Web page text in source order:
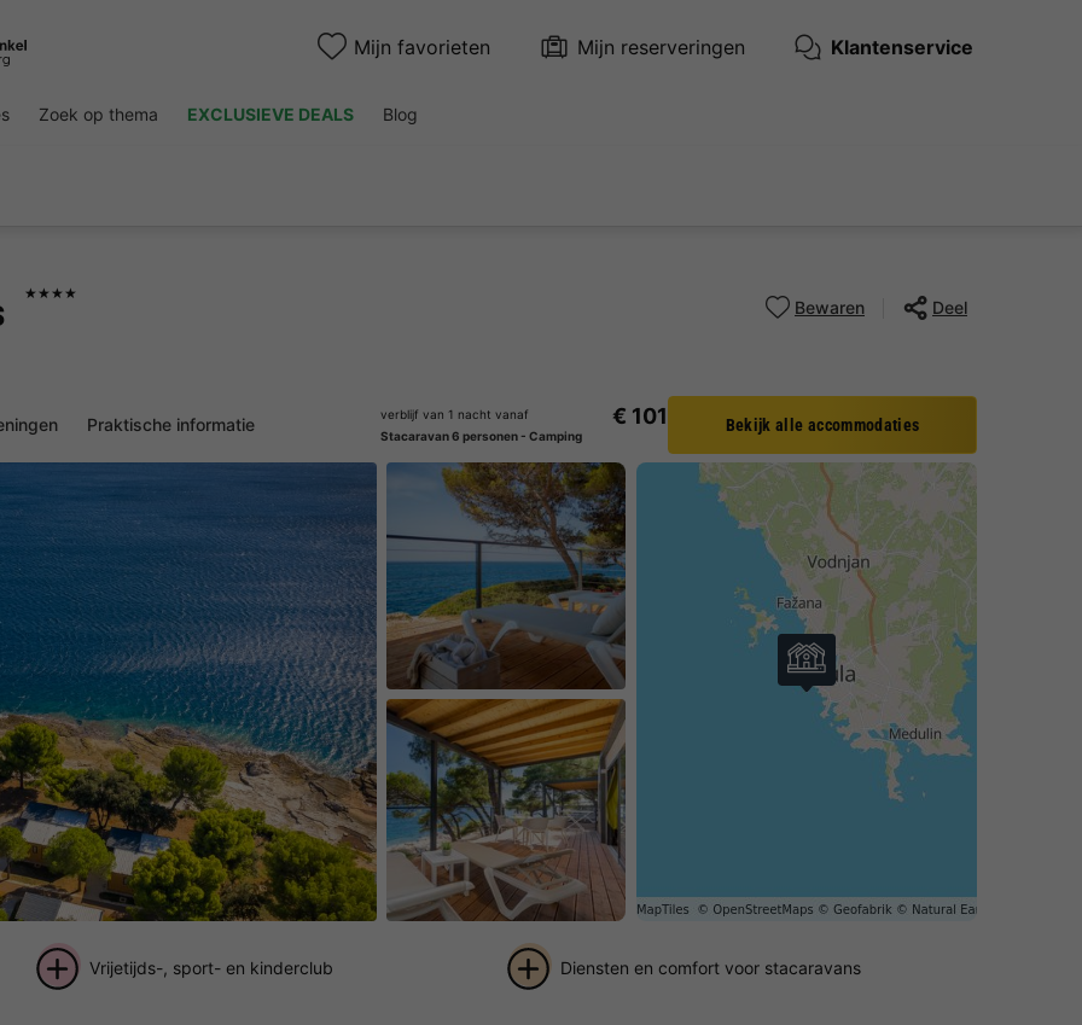
Mijn favorieten Mijn reserveringen Klantenservice
Zoek op thema EXCLUSIEVE DEALS Blog
Praktische informatie
verblijf van 1 nacht vanaf
Stacaravan 6 personen - Camping
€ 101 Bekijk alle accommodaties
★★★★
Bewaren Deel
Vrijetijds-, sport- en kinderclub Diensten en comfort voor stacaravans